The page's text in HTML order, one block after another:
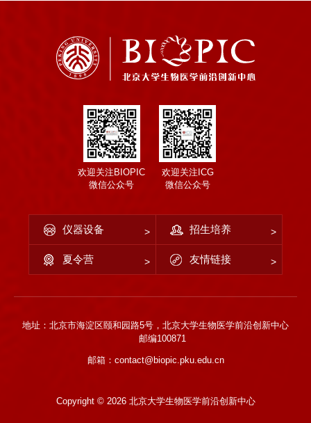
欢迎关注BIOPIC
微信公众号
欢迎关注ICG
微信公众号
仪器设备 招生培养
夏令营 友情链接
地址：北京市海淀区颐和园路5号，北京大学生物医学前沿创新中心
邮编100871
邮箱：contact@biopic.pku.edu.cn
Copyright © 2026 北京大学生物医学前沿创新中心